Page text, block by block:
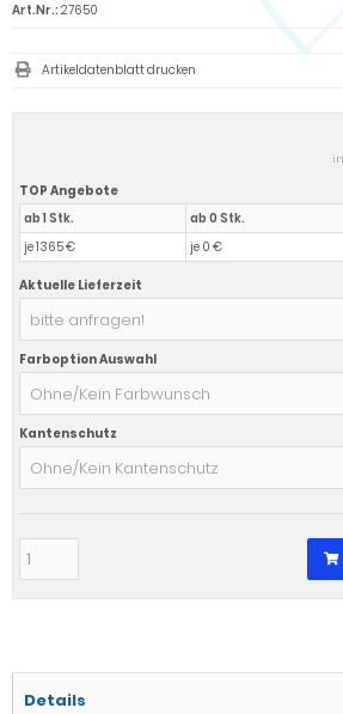
TOP Angebote
ab 1 Stk.
je 1365 €
ab 0 Stk.
je 0 €
Aktuelle Lieferzeit
bitte anfragen!
Farboption Auswahl
Ohne/Kein Farbwunsch
Kantenschutz
Ohne/Kein Kantenschutz
Art.Nr.: 27650
Artikeldatenblatt drucken
Details